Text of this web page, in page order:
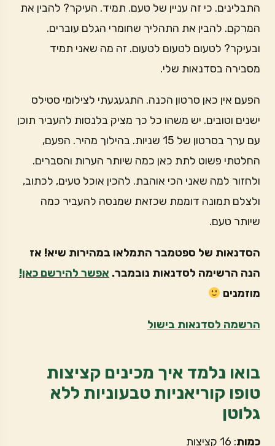
התבלינים. כי זה עניין של טעם. תמיד. העיקר? להבין את
המרקם. להבין את התהליך שחומרי הגלם עוברים.
ובעיקר? לטעום לטעום לטעום. זה מה שאני תמיד
מסבירה בסדנאות שלי.
הפעם אין כאן סרטון הכנה. התגעגעתי לצילומי סטילס
ישנים וטובים. יש משהו כל כך מציק בלנסות להעביר תוכן
עם ערך בסרטון של 15 שניות. בהילוך מהיר. הפעם,
החלטתי פשוט לתת כאן כמה שיותר הערות והסברים.
ולחזור למה שאני הכי אוהבת. להכין אוכל טעים, לכתוב,
ולצלם תמונה דוממת שכזאת שמנסה להעביר כמה
שיותר טעם.
הסדנאות של ספטמבר התמלאו במהירות שיא! אז
הנה הרשימה לסדנאות נובמבר. אפשר להירשם כאן!
מוזמנים
הרשמה לסדנאות בישול
בואו נלמד איך מכינים קציצות
טופו קוריאניות טבעוניות ללא
גלוטן
כמות: 16 קציצות